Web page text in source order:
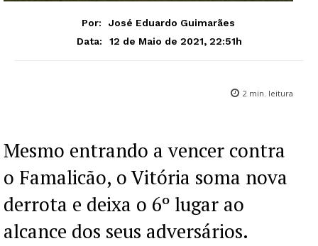
Por:
José Eduardo Guimarães
Data:
12 de Maio de 2021, 22:51h
2 min. leitura
Mesmo entrando a vencer contra
o Famalicão, o Vitória soma nova
derrota e deixa o 6º lugar ao
alcance dos seus adversários.